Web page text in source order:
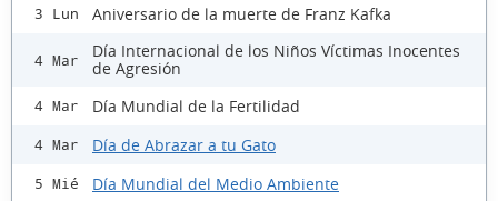
3 Lun Aniversario de la muerte de Franz Kafka
4 Mar
Día Internacional de los Niños Víctimas Inocentes
de Agresión
4 Mar Día Mundial de la Fertilidad
4 Mar Día de Abrazar a tu Gato
5 Mié Día Mundial del Medio Ambiente